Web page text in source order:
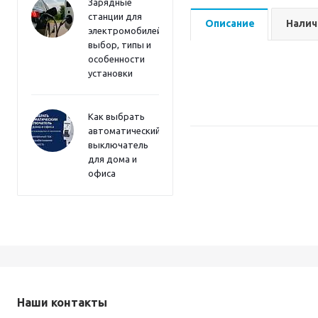
Зарядные
станции для
электромобилей:
выбор, типы и
особенности
установки
Как выбрать
автоматический
выключатель
для дома и
офиса
Описание
Наши контакты